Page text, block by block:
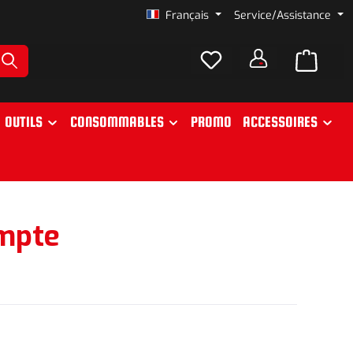
Français Service/Assistance
OUTILS CONSOMMABLES PROMO ACCESSOIRES